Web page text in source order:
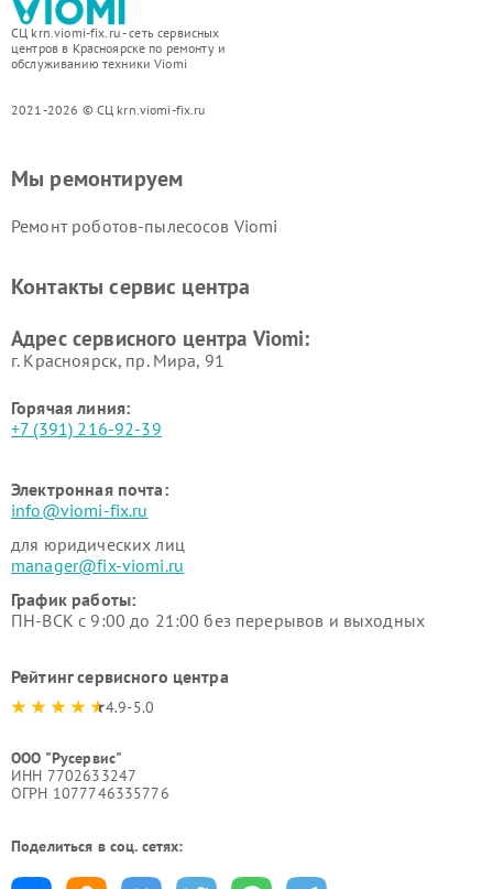
СЦ krn.viomi-fix.ru - сеть сервисных
центров в Красноярске по ремонту и
обслуживанию техники Viomi
2021-2026 © СЦ krn.viomi-fix.ru
Мы ремонтируем
Ремонт роботов-пылесосов Viomi
Контакты сервис центра
Адрес сервисного центра Viomi:
г. Красноярск, ​пр. Мира, 91
Горячая линия:
+7 (391) 216-92-39
Электронная почта:
info@viomi-fix.ru
для юридических лиц
manager@fix-viomi.ru
График работы:
ПН-ВСК с 9:00 до 21:00 без перерывов и выходных
Рейтинг сервисного центра
4.9-5.0
ООО "Русервис"
ИНН 7702633247
ОГРН 1077746335776
Поделиться в соц. сетях: